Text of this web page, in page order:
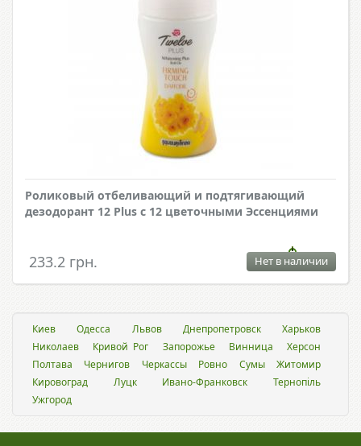
Роликовый отбеливающий и подтягивающий
дезодорант 12 Plus с 12 цветочными Эссенциями
233.2 грн. Нет в наличии
Киев Одесса Львов Днепропетровск
Харьков
Николаев
Кривой Рог Запорожье Винница
Херсон
Полтава
Чернигов Черкассы Ровно Сумы
Житомир
Кировоград
Луцк Ивано-Франковск
Тернопіль
Ужгород